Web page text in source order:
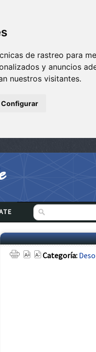
de rastreo para
y anuncios
nuestros visitantes.
Configurar
Categoría: